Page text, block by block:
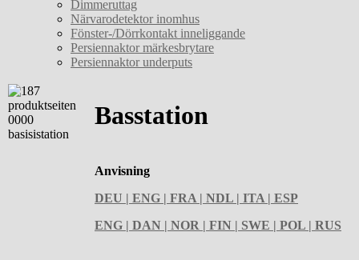
Dimmeruttag
Närvarodetektor inomhus
Fönster-/Dörrkontakt inneliggande
Persiennaktor märkesbrytare
Persiennaktor underputs
Basstation
Anvisning
DEU | ENG | FRA | NDL | ITA | ESP
ENG | DAN | NOR | FIN | SWE | POL | RUS